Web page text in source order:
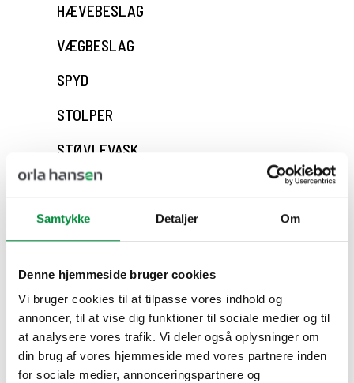
Samtykke Detaljer Om
Denne hjemmeside bruger cookies
Vi bruger cookies til at tilpasse vores indhold og
annoncer, til at vise dig funktioner til sociale medier og til
at analysere vores trafik. Vi deler også oplysninger om
din brug af vores hjemmeside med vores partnere inden
for sociale medier, annonceringspartnere og
HÆVEBESLAG
VÆGBESLAG
SPYD
STOLPER
STØVLEVASK
PLANKEBESLAG
CLAMPS
SENGEBÅSE
DIVERSE